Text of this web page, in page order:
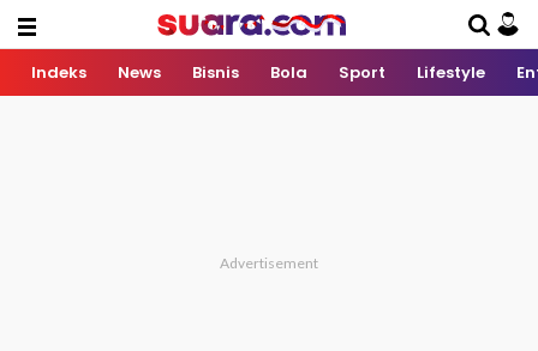
Indeks News Bisnis Bola Sport Lifestyle